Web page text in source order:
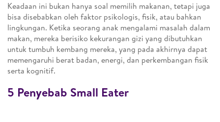
Keadaan ini bukan hanya soal memilih makanan, tetapi juga
bisa disebabkan oleh faktor psikologis, fisik, atau bahkan
lingkungan. Ketika seorang anak mengalami masalah dalam
makan, mereka berisiko kekurangan gizi yang dibutuhkan
untuk tumbuh kembang mereka, yang pada akhirnya dapat
memengaruhi berat badan, energi, dan perkembangan fisik
serta kognitif.
5 Penyebab Small Eater